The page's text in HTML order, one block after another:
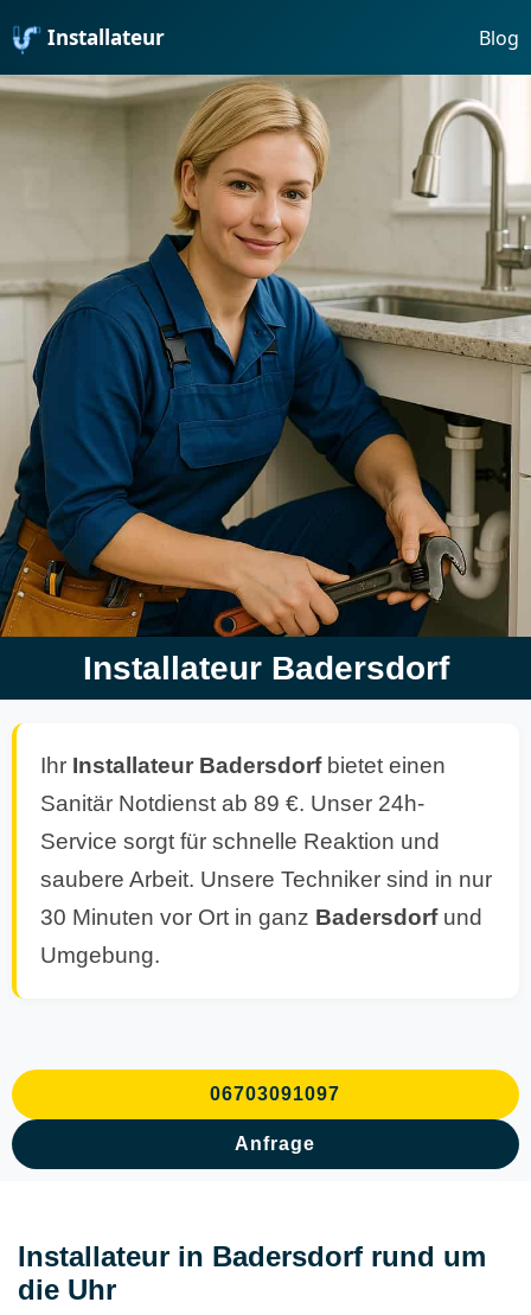
Installateur Blog
Installateur Badersdorf
Ihr Installateur Badersdorfbietet einen
Sanitär Notdienst ab 89 €. Unser 24h-
Service sorgt für schnelle Reaktion und
saubere Arbeit. Unsere Techniker sind in nur
30 Minuten vor Ort in ganz Badersdorfund
Umgebung.
06703091097
Anfrage
Installateur in Badersdorf rund um
die Uhr